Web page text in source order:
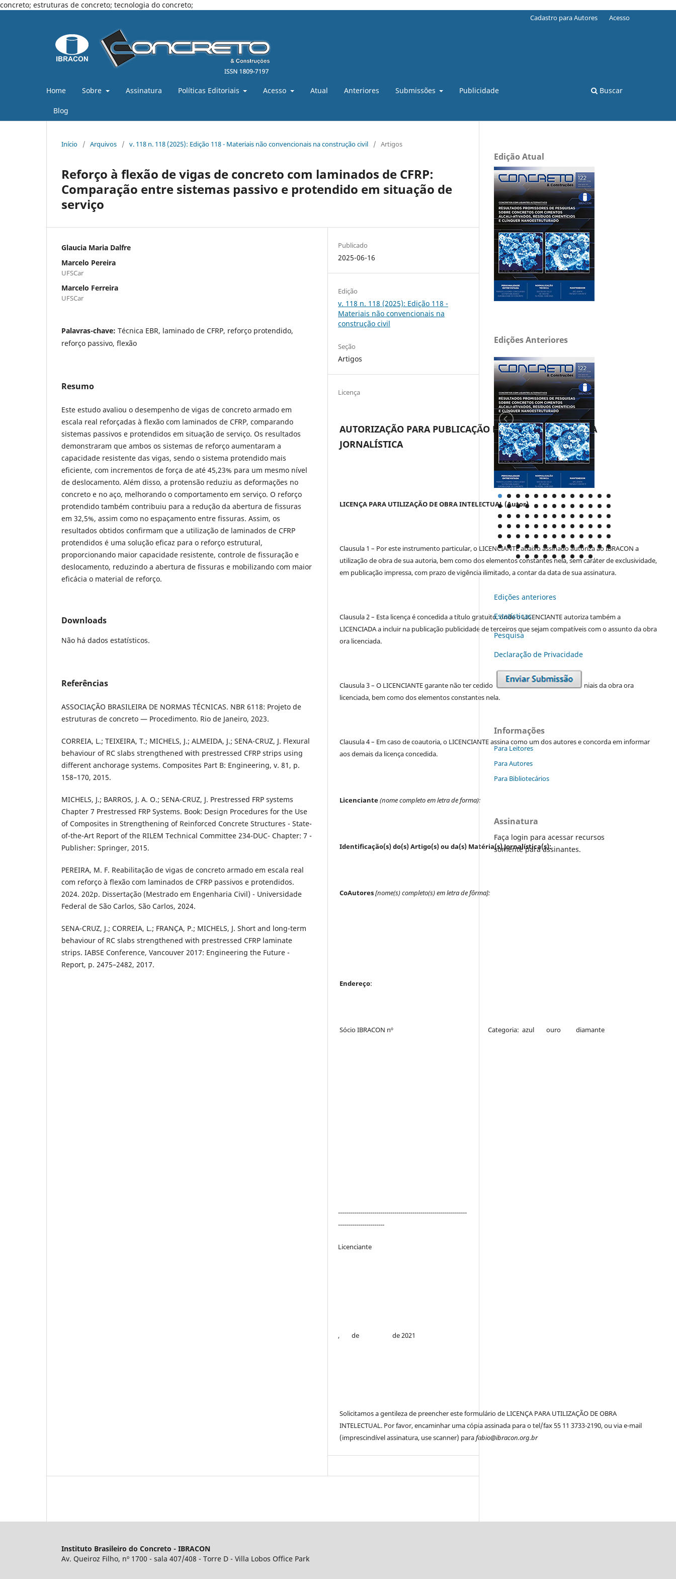
concreto; estruturas de concreto; tecnologia do concreto;
Home Sobre Assinatura Políticas Editoriais Acesso Atual Anteriores Submissões Publicidade
Blog
Buscar
Cadastro para Autores Acesso
Início / Arquivos / v. 118 n. 118 (2025): Edição 118 - Materiais não convencionais na construção civil / Artigos
Reforço à flexão de vigas de concreto com laminados de CFRP:
Comparação entre sistemas passivo e protendido em situação de
serviço
Glaucia Maria Dalfre
Marcelo Pereira
UFSCar
Marcelo Ferreira
UFSCar
Palavras-chave: Técnica EBR, laminado de CFRP, reforço protendido,
reforço passivo, flexão
Resumo
Este estudo avaliou o desempenho de vigas de concreto armado em
escala real reforçadas à flexão com laminados de CFRP, comparando
sistemas passivos e protendidos em situação de serviço. Os resultados
demonstraram que ambos os sistemas de reforço aumentaram a
capacidade resistente das vigas, sendo o sistema protendido mais
eficiente, com incrementos de força de até 45,23% para um mesmo nível
de deslocamento. Além disso, a protensão reduziu as deformações no
concreto e no aço, melhorando o comportamento em serviço. O reforço
protendido também contribuiu para a redução da abertura de fissuras
em 32,5%, assim como no espaçamento entre fissuras. Assim, os
resultados obtidos confirmam que a utilização de laminados de CFRP
protendidos é uma solução eficaz para o reforço estrutural,
proporcionando maior capacidade resistente, controle de fissuração e
deslocamento, reduzindo a abertura de fissuras e mobilizando com maior
eficácia o material de reforço.
Downloads
Não há dados estatísticos.
Referências
ASSOCIAÇÃO BRASILEIRA DE NORMAS TÉCNICAS. NBR 6118: Projeto de
estruturas de concreto — Procedimento. Rio de Janeiro, 2023.
CORREIA, L.; TEIXEIRA, T.; MICHELS, J.; ALMEIDA, J.; SENA-CRUZ, J. Flexural
behaviour of RC slabs strengthened with prestressed CFRP strips using
different anchorage systems. Composites Part B: Engineering, v. 81, p.
158–170, 2015.
MICHELS, J.; BARROS, J. A. O.; SENA-CRUZ, J. Prestressed FRP systems
Chapter 7 Prestressed FRP Systems. Book: Design Procedures for the Use
of Composites in Strengthening of Reinforced Concrete Structures - State-
of-the-Art Report of the RILEM Technical Committee 234-DUC- Chapter: 7 -
Publisher: Springer, 2015.
PEREIRA, M. F. Reabilitação de vigas de concreto armado em escala real
com reforço à flexão com laminados de CFRP passivos e protendidos.
2024. 202p. Dissertação (Mestrado em Engenharia Civil) - Universidade
Federal de São Carlos, São Carlos, 2024.
SENA-CRUZ, J.; CORREIA, L.; FRANÇA, P.; MICHELS, J. Short and long-term
behaviour of RC slabs strengthened with prestressed CFRP laminate
strips. IABSE Conference, Vancouver 2017: Engineering the Future -
Report, p. 2475–2482, 2017.
Publicado
2025-06-16
Edição
v. 118 n. 118 (2025): Edição 118 -
Materiais não convencionais na
construção civil
Seção
Artigos
Licença
AUTORIZAÇÃO PARA PUBLICAÇÃO DE ARTIGO ou MATÉRIA
JORNALÍSTICA
LICENÇA PARA UTILIZAÇÃO DE OBRA INTELECTUAL (Autor)
Clausula 1 – Por este instrumento particular, o LICENCIANTE abaixo assinado autoriza ao IBRACON a
utilização de obra de sua autoria, bem como dos elementos constantes nela, sem caráter de exclusividade,
em publicação impressa, com prazo de vigência ilimitado, a contar da data de sua assinatura.
Clausula 2 – Esta licença é concedida a título gratuito, onde o LICENCIANTE autoriza também a
LICENCIADA a incluir na publicação publicidade de terceiros que sejam compatíveis com o assunto da obra
ora licenciada.
Clausula 3 – O LICENCIANTE garante não ter cedido a terceiros os direitos patrimoniais da obra ora
licenciada, bem como dos elementos constantes nela.
Clausula 4 – Em caso de coautoria, o LICENCIANTE assina como um dos autores e concorda em informar
aos demais da licença concedida.
Licenciante(nome completo em letra de forma):
Identificação(s) do(s) Artigo(s) ou da(s) Matéria(s) Jornalística(s):
CoAutores[nome(s) completo(s) em letra de fôrma]:
Endereço:
Sócio IBRACON nº Categoria: azul ouro diamante
----------------------------------------------------------------
-----------------------
Licenciante
, de de 2021
Solicitamos a gentileza de preencher este formulário de LICENÇA PARA UTILIZAÇÃO DE OBRA
INTELECTUAL. Por favor, encaminhar uma cópia assinada para o tel/fax 55 11 3733-2190, ou via e-mail
(imprescindível assinatura, use scanner) parafabio@ibracon.org.br
Edição Atual
Edições Anteriores
Edições anteriores
Estatísticas
Pesquisa
Declaraç˜ão de Privacidade
Informações
Para Leitores
Para Autores
Para Bibliotecários
Assinatura
Faça login para acessar recursos
somente para assinantes.
Instituto Brasileiro do Concreto - IBRACON
Av. Queiroz Filho, nº 1700 - sala 407/408 - Torre D - Villa Lobos Office Park